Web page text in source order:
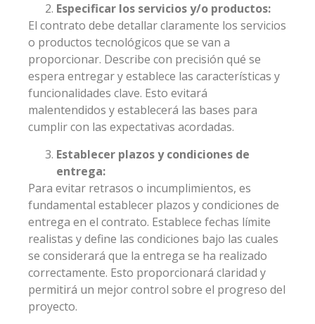
Especificar los servicios y/o productos:
El contrato debe detallar claramente los servicios
o productos tecnológicos que se van a
proporcionar. Describe con precisión qué se
espera entregar y establece las características y
funcionalidades clave. Esto evitará
malentendidos y establecerá las bases para
cumplir con las expectativas acordadas.
Establecer plazos y condiciones de
entrega:
Para evitar retrasos o incumplimientos, es
fundamental establecer plazos y condiciones de
entrega en el contrato. Establece fechas límite
realistas y define las condiciones bajo las cuales
se considerará que la entrega se ha realizado
correctamente. Esto proporcionará claridad y
permitirá un mejor control sobre el progreso del
proyecto.